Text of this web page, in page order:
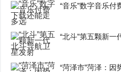
“音乐”数字音乐付
“北斗”第五颗新一
“菏泽市”菏泽：